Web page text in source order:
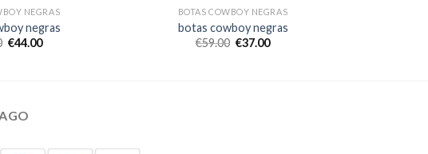
NEGRAS
negras
€44.00
BOTAS COWBOY NEGRAS
botas cowboy negras
€59.00 €37.00